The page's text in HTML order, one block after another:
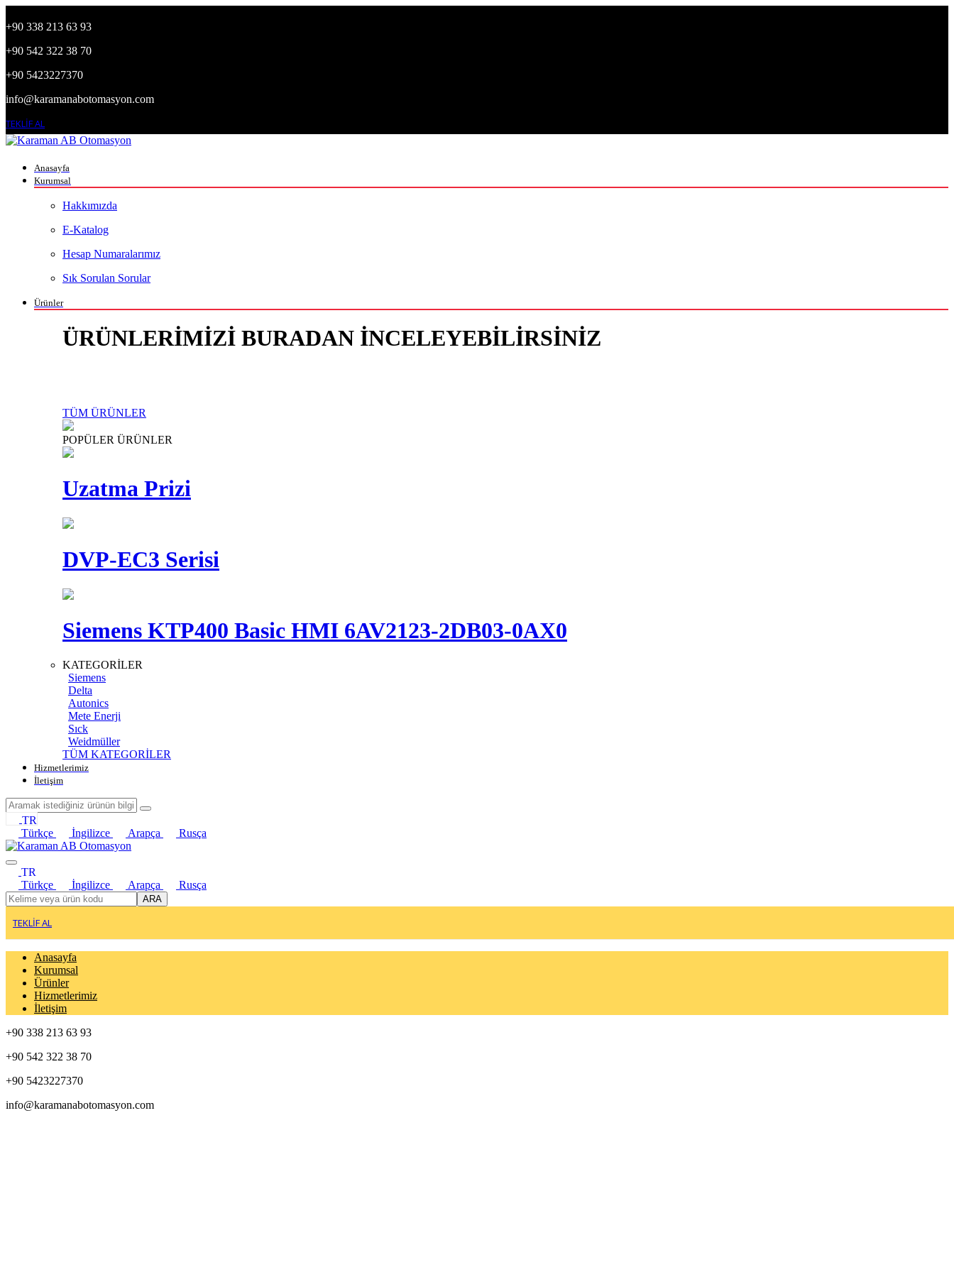
+90 338 213 63 93
+90 542 322 38 70
+90 5423227370
info@karamanabotomasyon.com
TEKLİF AL
Anasayfa
Kurumsal
Hakkımızda
E-Katalog
Hesap Numaralarımız
Sık Sorulan Sorular
Ürünler
ÜRÜNLERİMİZİ BURADAN İNCELEYEBİLİRSİNİZ
TÜM ÜRÜNLER
POPÜLER ÜRÜNLER
Uzatma Prizi
DVP-EC3 Serisi
Siemens KTP400 Basic HMI 6AV2123-2DB03-0AX0
KATEGORİLER
Siemens
Delta
Autonics
Mete Enerji
Sıck
Weidmüller
TÜM KATEGORİLER
Hizmetlerimiz
İletişim
TR
Türkçe
İngilizce Arapça Rusça
TR
Türkçe
İngilizce Arapça Rusça
ARA
TEKLİF AL
Anasayfa
Kurumsal
Ürünler
Hizmetlerimiz
İletişim
+90 338 213 63 93
+90 542 322 38 70
+90 5423227370
info@karamanabotomasyon.com